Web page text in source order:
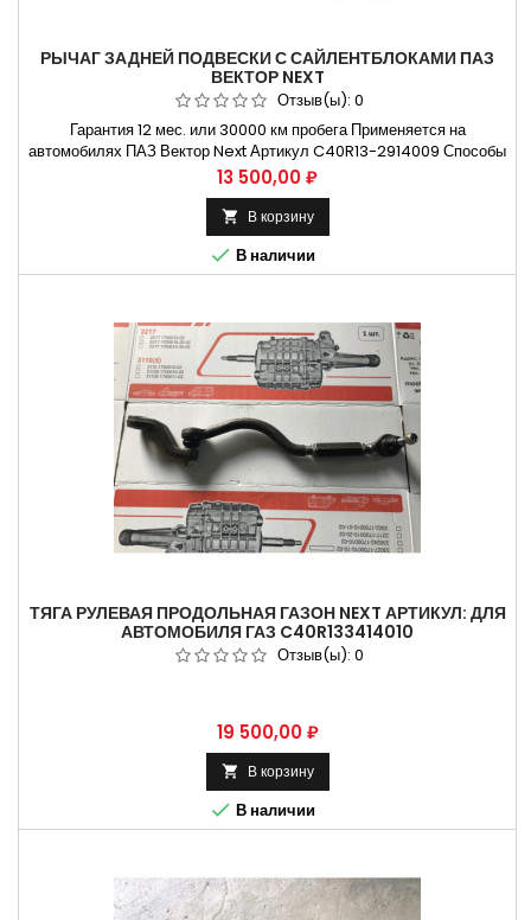
РЫЧАГ ЗАДНЕЙ ПОДВЕСКИ С САЙЛЕНТБЛОКАМИ ПАЗ
ВЕКТОР NEXT
Отзыв(ы): 0
Гарантия 12 мес. или 30000 км пробега Применяется на
автомобилях ПАЗ Вектор Next Артикул C40R13-2914009 Способы
оплаты Безналичный расчет, оплата банковской картой
Бесплатная доставка:. Москва и Н.Новгород. Владимир и
Ульяновск Крупнейший ассортимент Запчастей на автомобили
Марки : ГАЗ , ВАЗ , ПАЗ ,...
Цена
13 500,00 ₽
 В корзину
 В наличии
ТЯГА РУЛЕВАЯ ПРОДОЛЬНАЯ ГАЗОН NEXT АРТИКУЛ: ДЛЯ
АВТОМОБИЛЯ ГАЗ C40R133414010
Отзыв(ы): 0
Цена
19 500,00 ₽
 В корзину
 В наличии